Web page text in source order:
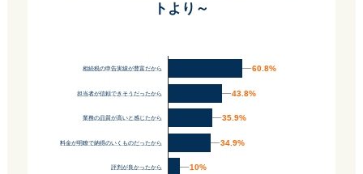
トより～
相続税の申告実績が豊富だから
担当者が信頼できそうだったから
業務の品質が高いと感じたから
料金が明瞭で納得のいくものだったから
評判が良かったから
60.8%
60.8%
43.8%
43.8%
35.9%
35.9%
34.9%
34.9%
10%
10%